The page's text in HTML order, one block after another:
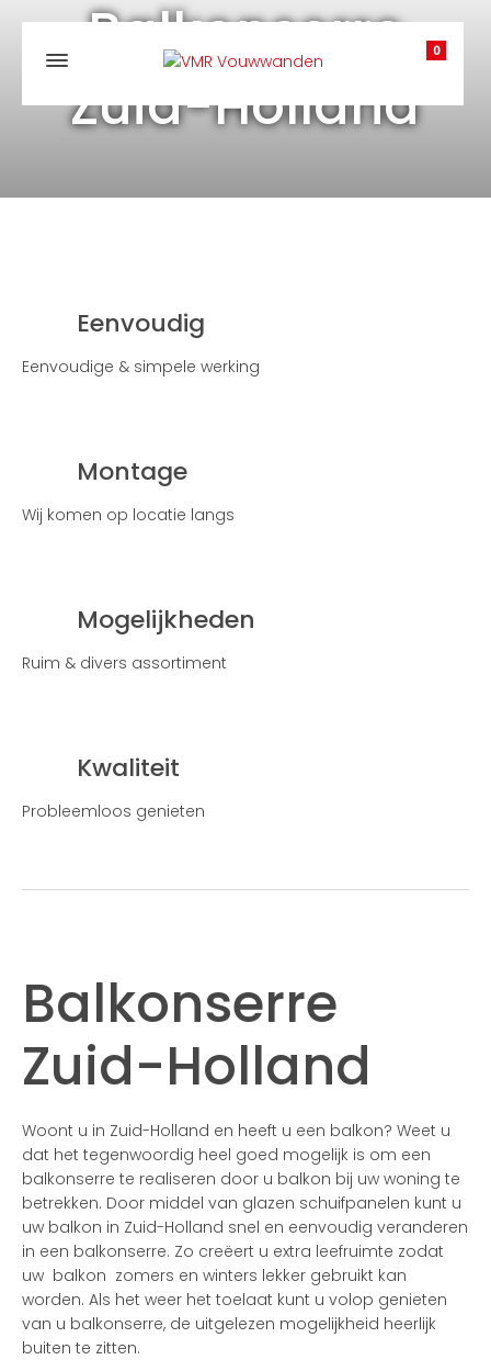
0
Balkonserre
Zuid-Holland
Eenvoudig
Eenvoudige & simpele werking
Montage
Wij komen op locatie langs
Mogelijkheden
Ruim & divers assortiment
Kwaliteit
Probleemloos genieten
Balkonserre
Zuid-Holland
Woont u in Zuid-Holland en heeft u een balkon? Weet u
dat het tegenwoordig heel goed mogelijk is om een
balkonserre te realiseren door u balkon bij uw woning te
betrekken. Door middel van glazen schuifpanelen kunt u
uw balkon in Zuid-Holland snel en eenvoudig veranderen
in een balkonserre. Zo creëert u extra leefruimte zodat
uw balkon zomers en winters lekker gebruikt kan
worden. Als het weer het toelaat kunt u volop genieten
van u balkonserre, de uitgelezen mogelijkheid heerlijk
buiten te zitten.